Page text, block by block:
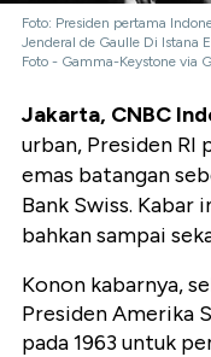
Foto: Presiden pertama
Jenderal de Gaulle Di Istana
Foto - Gamma-Keystone via
Jakarta, CNBC
urban, Presiden
emas batangan
Bank Swiss. Kabar
bahkan sampai
Konon kabarnya,
Presiden Amerika
pada 1963 untuk